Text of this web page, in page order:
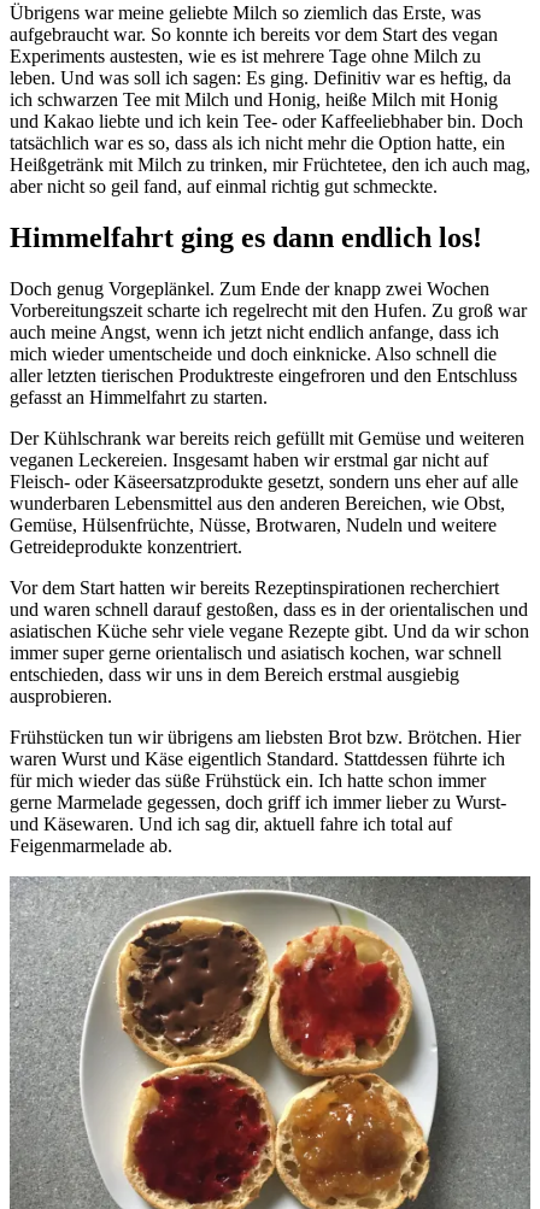
Übrigens war meine geliebte Milch so ziemlich das Erste, was
aufgebraucht war. So konnte ich bereits vor dem Start des vegan
Experiments austesten, wie es ist mehrere Tage ohne Milch zu
leben. Und was soll ich sagen: Es ging. Definitiv war es heftig, da
ich schwarzen Tee mit Milch und Honig, heiße Milch mit Honig
und Kakao liebte und ich kein Tee- oder Kaffeeliebhaber bin. Doch
tatsächlich war es so, dass als ich nicht mehr die Option hatte, ein
Heißgetränk mit Milch zu trinken, mir Früchtetee, den ich auch mag,
aber nicht so geil fand, auf einmal richtig gut schmeckte.
Himmelfahrt ging es dann endlich los!
Doch genug Vorgeplänkel. Zum Ende der knapp zwei Wochen
Vorbereitungszeit scharte ich regelrecht mit den Hufen. Zu groß war
auch meine Angst, wenn ich jetzt nicht endlich anfange, dass ich
mich wieder umentscheide und doch einknicke. Also schnell die
aller letzten tierischen Produktreste eingefroren und den Entschluss
gefasst an Himmelfahrt zu starten.
Der Kühlschrank war bereits reich gefüllt mit Gemüse und weiteren
veganen Leckereien. Insgesamt haben wir erstmal gar nicht auf
Fleisch- oder Käseersatzprodukte gesetzt, sondern uns eher auf alle
wunderbaren Lebensmittel aus den anderen Bereichen, wie Obst,
Gemüse, Hülsenfrüchte, Nüsse, Brotwaren, Nudeln und weitere
Getreideprodukte konzentriert.
Vor dem Start hatten wir bereits Rezeptinspirationen recherchiert
und waren schnell darauf gestoßen, dass es in der orientalischen und
asiatischen Küche sehr viele vegane Rezepte gibt. Und da wir schon
immer super gerne orientalisch und asiatisch kochen, war schnell
entschieden, dass wir uns in dem Bereich erstmal ausgiebig
ausprobieren.
Frühstücken tun wir übrigens am liebsten Brot bzw. Brötchen. Hier
waren Wurst und Käse eigentlich Standard. Stattdessen führte ich
für mich wieder das süße Frühstück ein. Ich hatte schon immer
gerne Marmelade gegessen, doch griff ich immer lieber zu Wurst-
und Käsewaren. Und ich sag dir, aktuell fahre ich total auf
Feigenmarmelade ab.